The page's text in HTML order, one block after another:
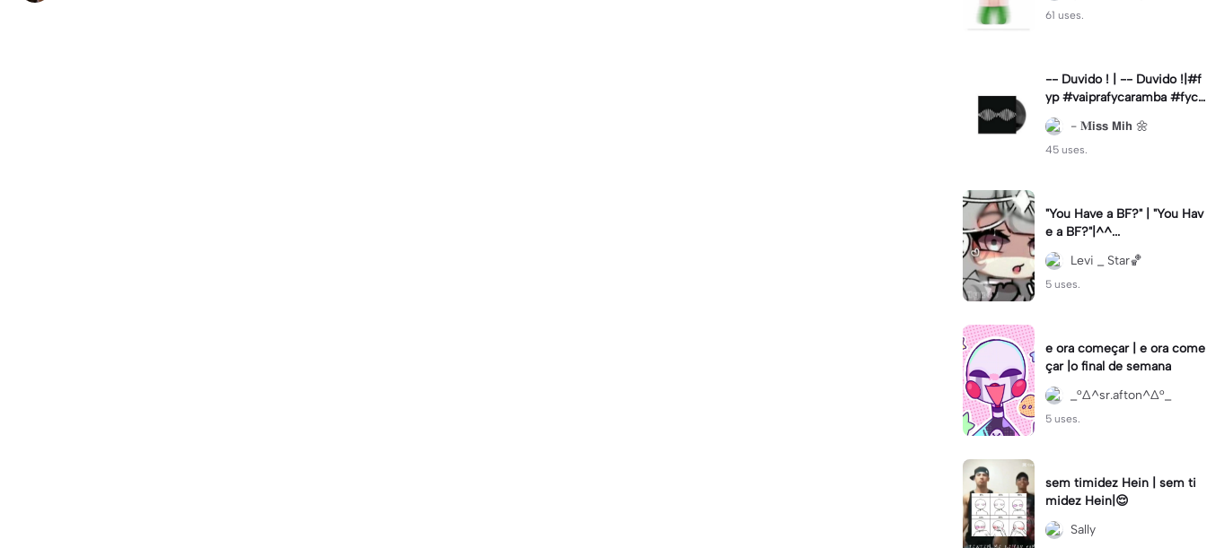
61 uses.
-- Duvido ! | -- Duvido !|#f
yp #vaiprafycaramba #fyca
pcut #viral
- 𝐌𝗶𝘀𝘀 𝗠𝗶𝗵 🌼
45 uses.
"You Have a BF?" | "You Hav
e a BF?"|^^...
Levi _ Star🏀
5 uses.
e ora começar | e ora come
çar |o final de semana
_°∆^sr.afton^∆°_
5 uses.
sem timidez Hein | sem ti
midez Hein|😌
Sally